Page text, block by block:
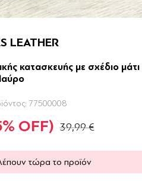
LEATHER
κατασκευής με σχέδιο μάτι
77500008
OFF) 39,99 €
τώρα το προϊόν